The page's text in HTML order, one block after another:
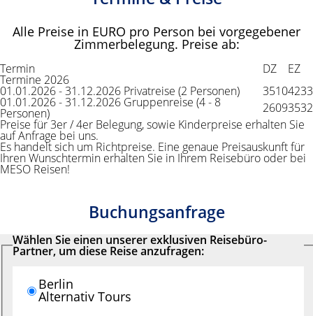
Alle Preise in EURO pro Person bei vorgegebener
Zimmerbelegung. Preise ab:
Termin DZ EZ
Termine 2026
01.01.2026 - 31.12.2026 Privatreise (2 Personen) 35104233
01.01.2026 - 31.12.2026 Gruppenreise (4 - 8
Personen) 26093532
Preise für 3er / 4er Belegung, sowie Kinderpreise erhalten Sie
auf Anfrage bei uns.
Es handelt sich um Richtpreise. Eine genaue Preisauskunft für
Ihren Wunschtermin erhalten Sie in Ihrem Reisebüro oder bei
MESO Reisen!
Buchungsanfrage
Wählen Sie einen unserer exklusiven Reisebüro-
Partner, um diese Reise anzufragen:
Berlin
Alternativ Tours